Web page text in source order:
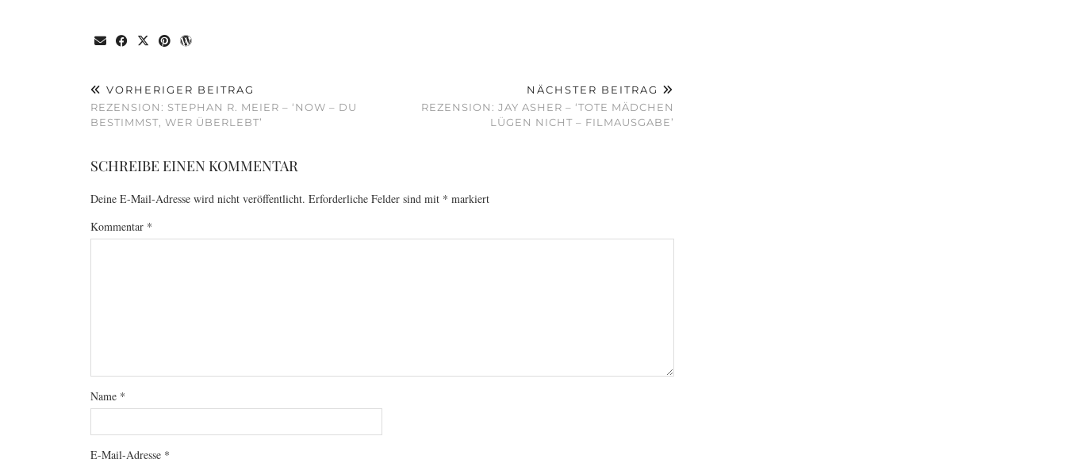
VORHERIGER BEITRAG
REZENSION: STEPHAN R. MEIER – ‘NOW – DU
BESTIMMST, WER ÜBERLEBT’
NÄCHSTER BEITRAG
REZENSION: JAY ASHER – ‘TOTE MÄDCHEN
LÜGEN NICHT – FILMAUSGABE’
SCHREIBE EINEN KOMMENTAR
Deine E-Mail-Adresse wird nicht veröffentlicht. Erforderliche Felder sind mit * markiert
Kommentar *
Name *
E-Mail-Adresse *